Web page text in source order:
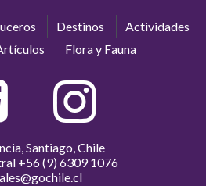
Destinos
Actividades
Flora y Fauna
Santiago, Chile
+56 (9) 6309 1076